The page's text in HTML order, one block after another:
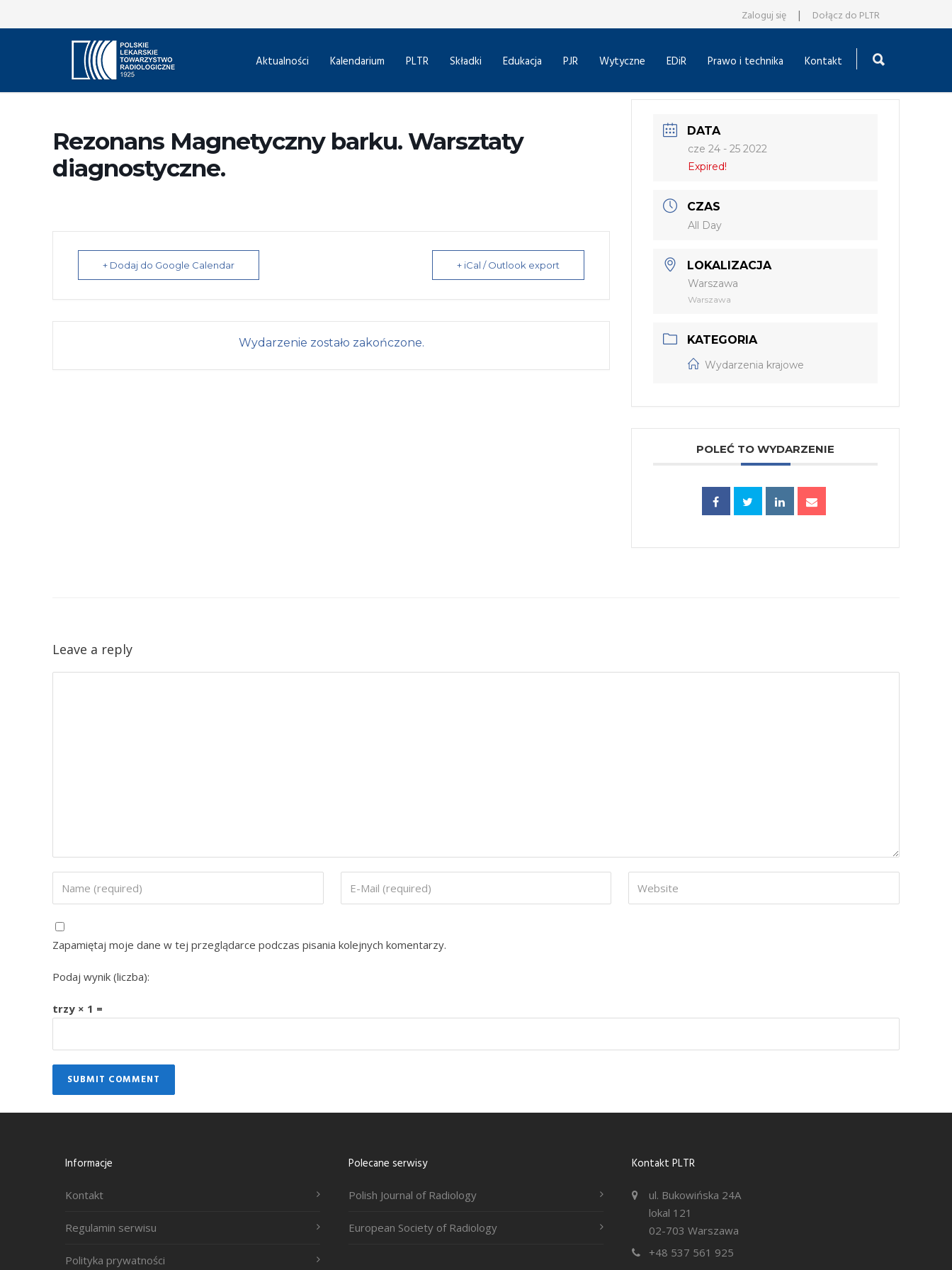
Zaloguj się | Dołącz do PLTR
Aktualności Kalendarium PLTR Składki Edukacja PJR Wytyczne EDiR Prawo i technika Kontakt
Rezonans Magnetyczny barku. Warsztaty
diagnostyczne.
+ Dodaj do Google Calendar + iCal / Outlook export
Wydarzenie zostało zakończone.
DATA
cze 24 - 25 2022
Expired!
CZAS
All Day
LOKALIZACJA
Warszawa
Warszawa
KATEGORIA
Wydarzenia krajowe
POLEĆ TO WYDARZENIE
Leave a reply
Zapamiętaj moje dane w tej przeglądarce podczas pisania kolejnych komentarzy.
Podaj wynik (liczba):
trzy × 1 =
Informacje
Kontakt
Regulamin serwisu
Polityka prywatności
Polecane serwisy
Polish Journal of Radiology
European Society of Radiology
Kontakt PLTR
ul. Bukowińska 24A
lokal 121
02-703 Warszawa
+48 537 561 925